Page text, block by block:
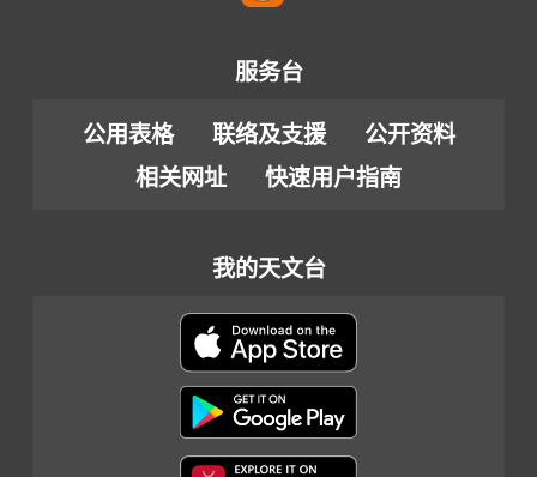
服务台
公用表格 联络及支援
公开资料
相关网址
快速用户指南
我的天文台